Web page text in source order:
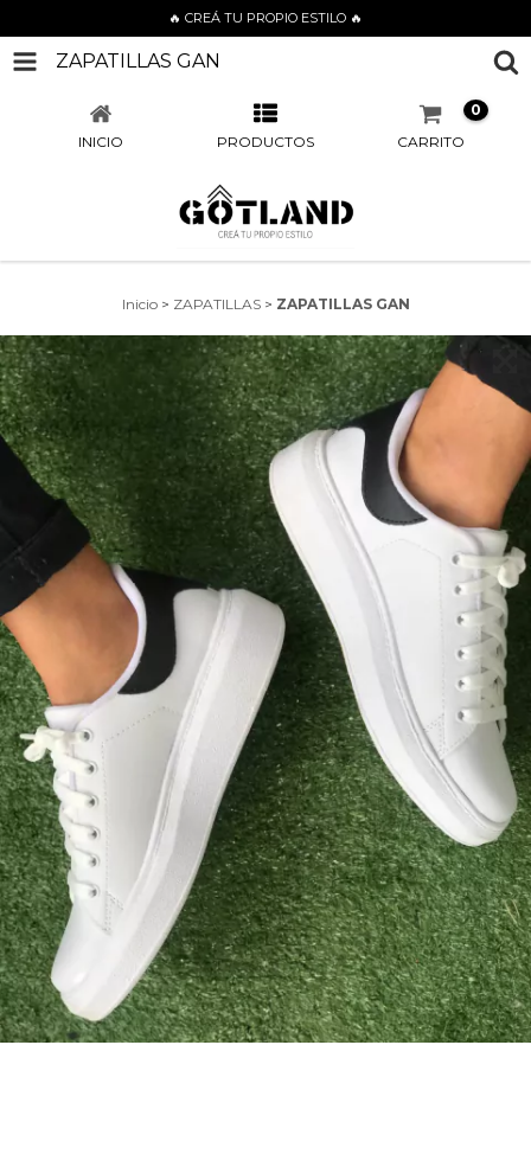
🔥 CREÁ TU PROPIO ESTILO 🔥
ZAPATILLAS GAN
INICIO PRODUCTOS CARRITO
0
Inicio > ZAPATILLAS > ZAPATILLAS GAN